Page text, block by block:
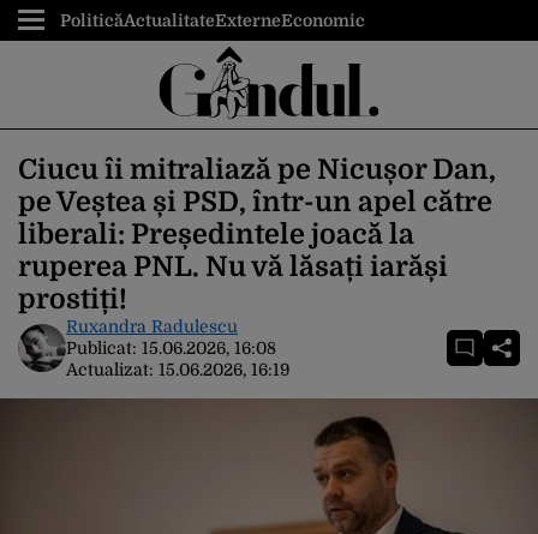
PoliticăActualitateExterneEconomic
Ciucu îi mitraliază pe Nicușor Dan,
pe Veștea și PSD, într-un apel către
liberali: Președintele joacă la
ruperea PNL. Nu vă lăsați iarăși
prostiți!
Ruxandra Radulescu
Publicat: 15.06.2026, 16:08
Actualizat: 15.06.2026, 16:19